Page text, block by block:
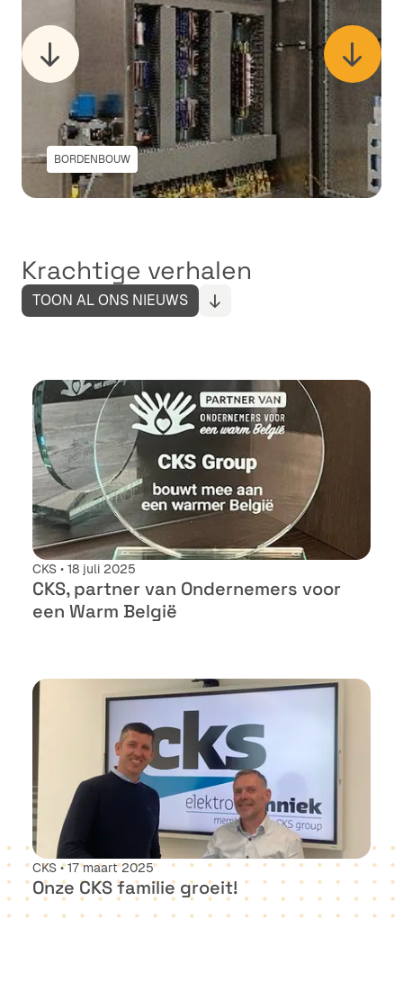
BORDENBOUW
Krachtige verhalen
TOON AL ONS NIEUWS
CKS • 18 juli 2025
CKS, partner van Ondernemers voor
een Warm België
CKS • 17 maart 2025
Onze CKS familie groeit!